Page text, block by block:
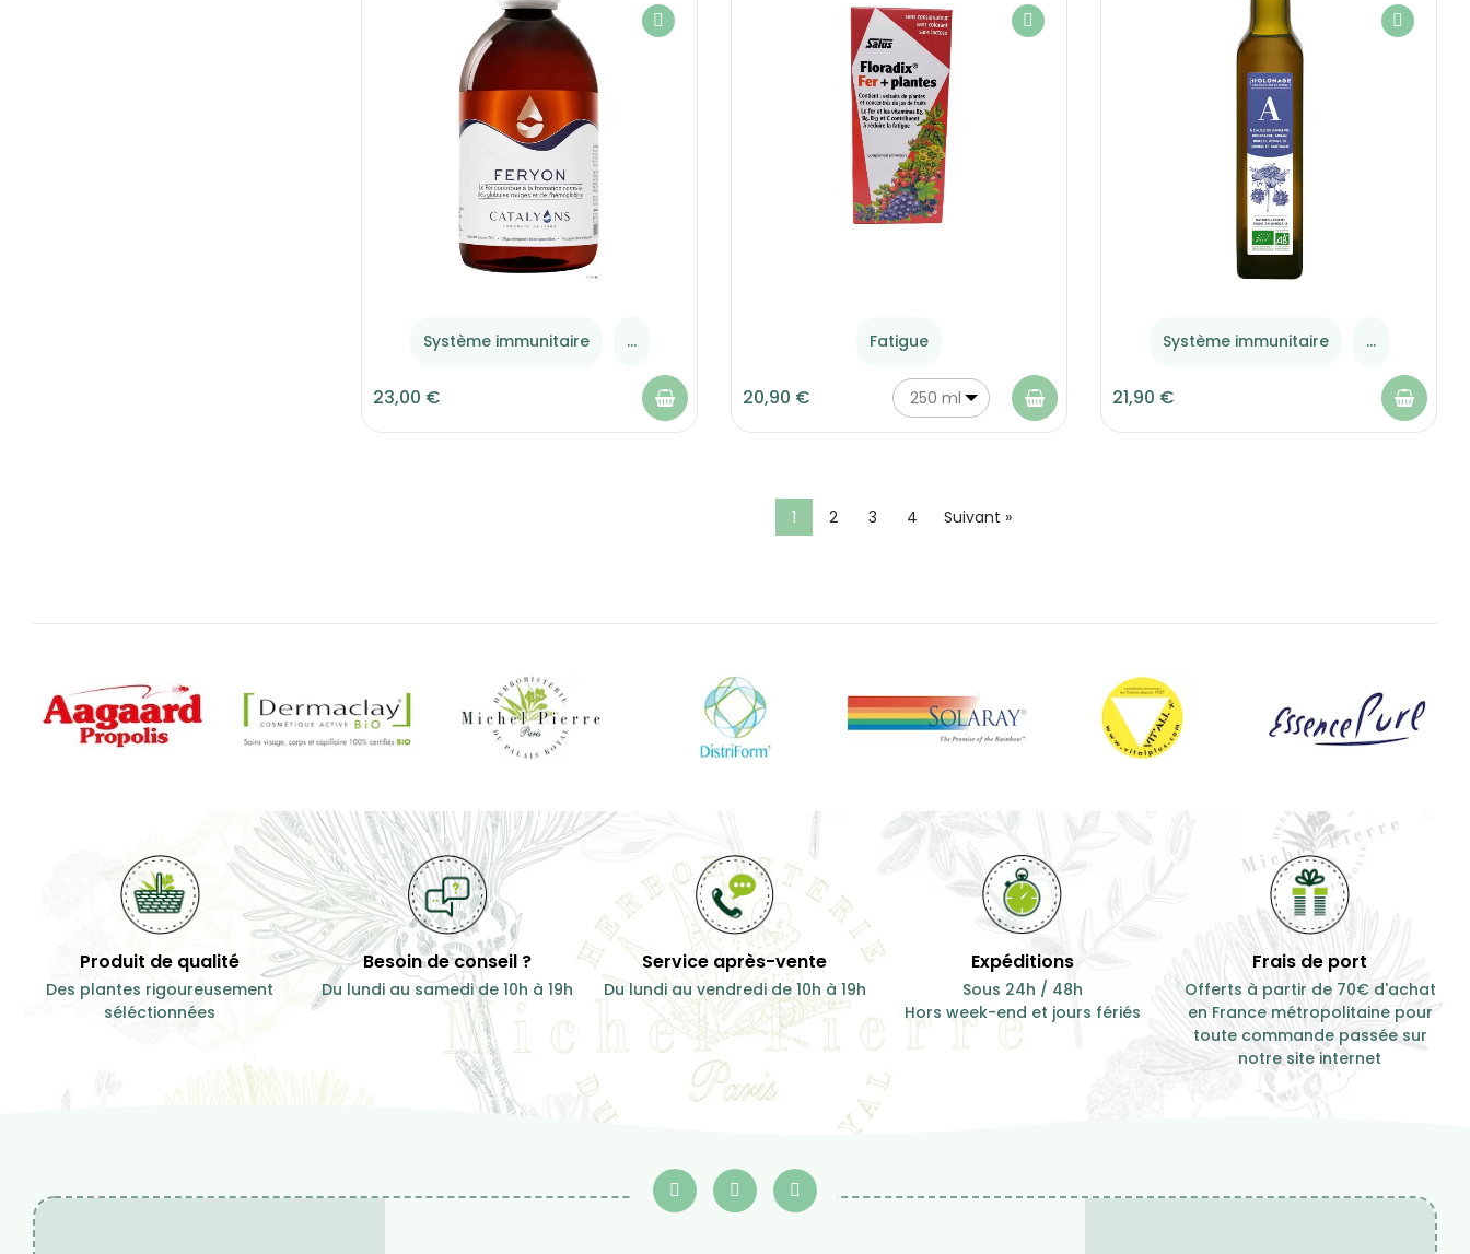
Système immunitaire ...
23,00 €
Fatigue
20,90 € 250 ml
Système immunitaire ...
21,90 €
1 2 3 4 Suivant »
Produit de qualité
Des plantes rigoureusement
séléctionnées
Besoin de conseil ?
Du lundi au samedi de 10h à 19h
Service après-vente
Du lundi au vendredi de 10h à 19h
Expéditions
Sous 24h / 48h
Hors week-end et jours fériés
Frais de port
Offerts à partir de 70€ d'achat
en France métropolitaine pour
toute commande passée sur
notre site internet